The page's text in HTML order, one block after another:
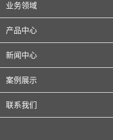
业务领域
产品中心
新闻中心
案例展示
联系我们
业务领域
BUSINESS AREA
— 科玛秉承着专业的技术、优质服
管理平台 —